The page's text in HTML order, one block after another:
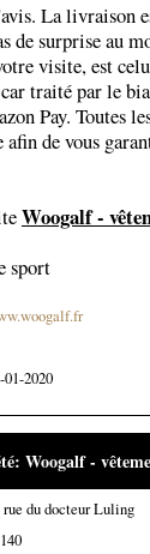
La livraison
de surprise au
visite, est
traité par le
Pay. Toutes
afin de vous
Woogalf -
sport
01-2020
Woogalf -
rue du docteur Luling